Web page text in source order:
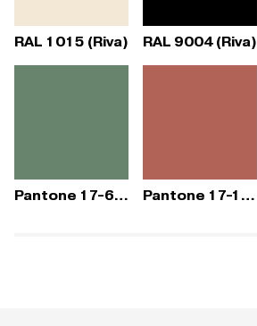
RAL 1015 (Riva) RAL 9004 (Riva)
Pantone 17-6212 (Riva) Pantone 17-1532 (Riva)